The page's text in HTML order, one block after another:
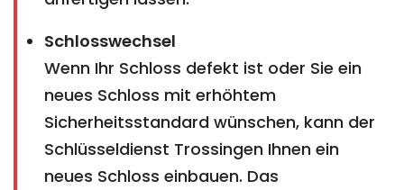
Schlosswechsel
Wenn Ihr Schloss defekt ist oder Sie ein
neues Schloss mit erhöhtem
Sicherheitsstandard wünschen, kann der
Schlüsseldienst Trossingen Ihnen ein
neues Schloss einbauen. Das